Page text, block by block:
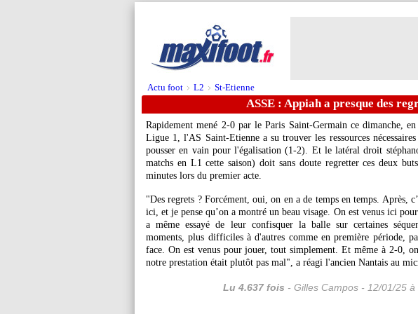
Actu foot > L2 > St-Etienne
ASSE : Appiah a presque des
Rapidement mené 2-0 par le Paris Saint-Germain ce dimanche,
Ligue 1, l'AS Saint-Etienne a su trouver les ressources
pousser en vain pour l'égalisation (1-2). Et le latéral droit
matchs en L1 cette saison) doit sans doute regretter ces deux
minutes lors du premier acte.
"Des regrets ? Forcément, oui, on en a de temps en temps. Après,
ici, et je pense qu’on a montré un beau visage. On est venus ici
a même essayé de leur confisquer la balle sur certaines
moments, plus difficiles à d'autres comme en première période,
face. On est venus pour jouer, tout simplement. Et même à 2-0,
notre prestation était plutôt pas mal", a réagi l'ancien Nantais au
Lu 4.637 fois - Gilles Campos - 12/01/25 à